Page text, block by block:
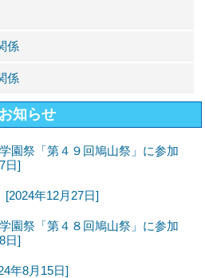
係
係
お知らせ
園祭「第４９回鳩山祭」に参加
日]
[2024年12月27日]
園祭「第４８回鳩山祭」に参加
日]
年8月15日]